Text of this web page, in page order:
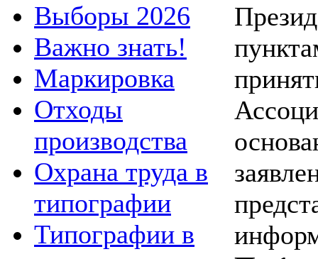
Выборы 2026
Важно знать!
Маркировка
Отходы
производства
Охрана труда в
типографии
Типографии в